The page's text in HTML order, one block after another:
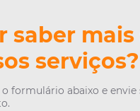
com Isopor
Termoacústica
Alumínio
saber
serviços?
o formulário abaixo e